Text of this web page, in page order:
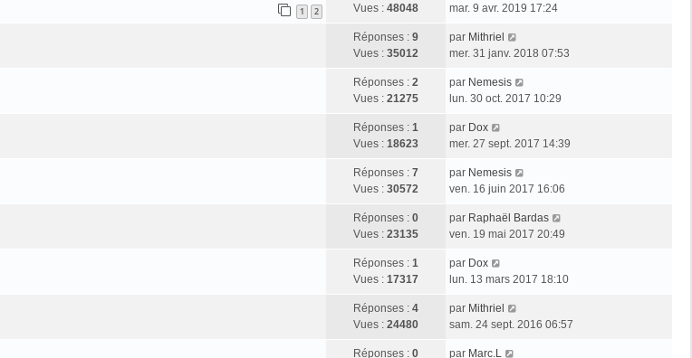
1 2
Vues : 48048
mar. 9 avr. 2019 17:24
Réponses : 9
Vues : 35012
par Mithriel
mer. 31 janv. 2018 07:53
Réponses : 2
Vues : 21275
par Nemesis
lun. 30 oct. 2017 10:29
Réponses : 1
Vues : 18623
par Dox
mer. 27 sept. 2017 14:39
Réponses : 7
Vues : 30572
par Nemesis
ven. 16 juin 2017 16:06
Réponses : 0
Vues : 23135
par Raphaël Bardas
ven. 19 mai 2017 20:49
Réponses : 1
Vues : 17317
par Dox
lun. 13 mars 2017 18:10
Réponses : 4
Vues : 24480
par Mithriel
sam. 24 sept. 2016 06:57
Réponses : 0
par Marc.L